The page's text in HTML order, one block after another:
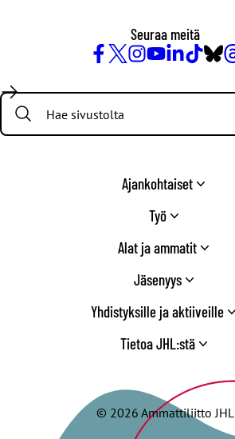
Seuraa meitä
/
Twitter
Search:
Ajankohtaiset
Työ
Alat ja ammatit
Jäsenyys
Yhdistyksille ja aktiiveille
Tietoa JHL:stä
© 2026 Ammattiliitto JHL